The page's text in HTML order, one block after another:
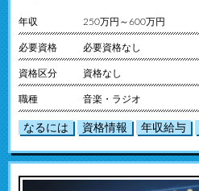
年収 250万円～600万円
必要資格 必要資格なし
資格区分 資格なし
職種 音楽・ラジオ
なるには 資格情報 年収給与